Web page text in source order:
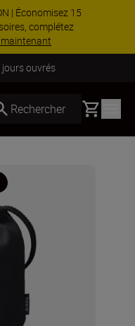
| Économisez 15
complétez
ouvrés
Rechercher Basket